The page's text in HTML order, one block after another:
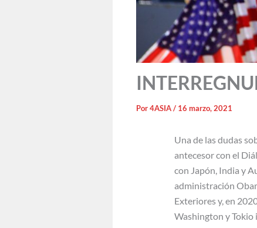
Por4ASIA/ 16 marzo, 2021
Una de las dudas
antecesor con el
con Japón, India y
administración
Exteriores y, en
Washington y Tokio